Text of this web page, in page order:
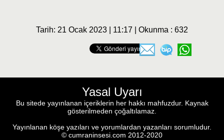
Tarih: 21 Ocak 2023 | 11:17 | Okunma : 632
Yasal Uyarı
Bu sitede yayınlanan içeriklerin her hakkı mahfuzdur. Kaynak
gösterilmeden çoğaltılamaz.
Yayınlanan köşe yazıları ve yorumlardan yazanları sorumludur.
© cumraninsesi.com 2012-2020